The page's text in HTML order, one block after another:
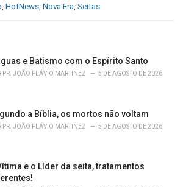
HotNews Nova Era Seitas
e Batismo com o Espírito Santo
PR. JOÃO FLÁVIO MARTINEZ 5 DE AGOSTO DE 2026
a Bíblia, os mortos não voltam
PR. JOÃO FLÁVIO MARTINEZ 5 DE AGOSTO DE 2026
e o Líder da seita, tratamentos